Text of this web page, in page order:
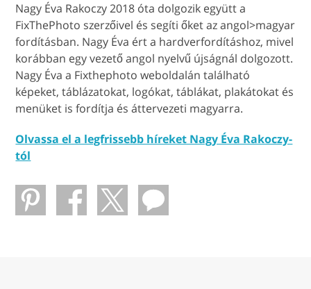
Nagy Éva Rakoczy 2018 óta dolgozik együtt a
FixThePhoto szerzőivel és segíti őket az angol>magyar
fordításban. Nagy Éva ért a hardverfordításhoz, mivel
korábban egy vezető angol nyelvű újságnál dolgozott.
Nagy Éva a Fixthephoto weboldalán található
képeket, táblázatokat, logókat, táblákat, plakátokat és
menüket is fordítja és áttervezeti magyarra.
Olvassa el a legfrissebb híreket Nagy Éva Rakoczy-
tól